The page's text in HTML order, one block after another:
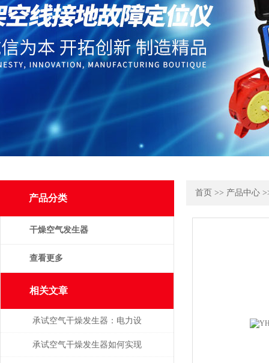
产品分类
干燥空气发生器
查看更多
相关文章
承试空气干燥发生器：电力设
备绝缘维护的守护者
承试空气干燥发生器如何实现
首页 >> 产品中心